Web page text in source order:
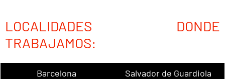
LOCALIDADES DONDE
TRABAJAMOS:
Barcelona
Salvador de Guardiola